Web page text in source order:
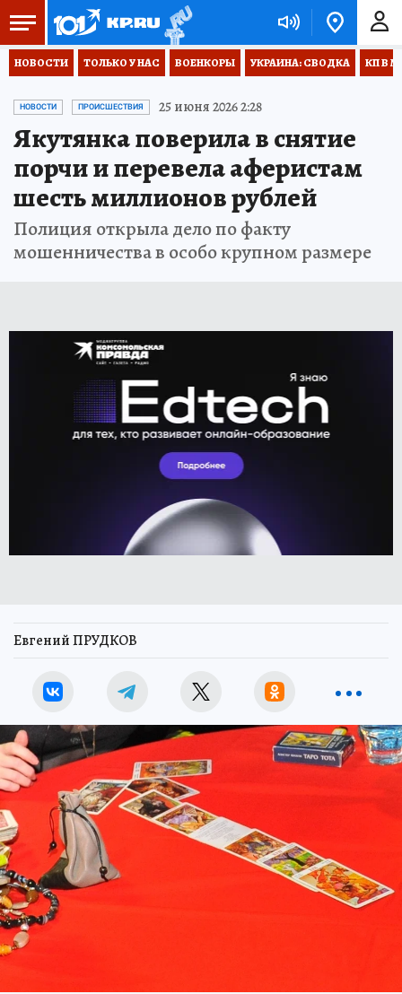
НОВОСТИ ТОЛЬКО У НАС ВОЕНКОРЫ УКРАИНА: СВОДКА КП В
НОВОСТИ ПРОИСШЕСТВИЯ 25 июня 2026 2:28
Якутянка поверила в снятие
порчи и перевела аферистам
шесть миллионов рублей
Полиция открыла дело по факту
мошенничества в особо крупном размере
Евгений ПРУДКОВ